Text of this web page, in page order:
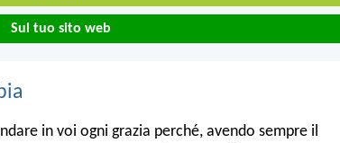
Sul tuo sito web
in voi ogni grazia perché, avendo sempre il